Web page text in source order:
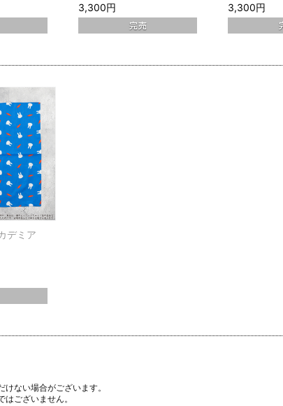
3,300円
3,300円
デミア
ない場合がございます。
ございません。